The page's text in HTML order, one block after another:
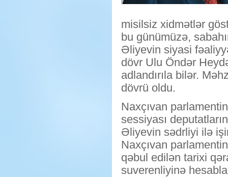
misilsiz xidmətlər
bu günümüzə,
Əliyevin siyasi
dövr Ulu Öndər
adlandırıla bilər.
dövrü oldu.
Naxçıvan
sessiyası
Əliyevin sədrliyi ilə
Naxçıvan
qəbul edilən tarixi
suverenliyinə